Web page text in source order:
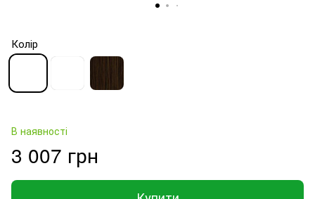
Колір
В наявності
3 007 грн